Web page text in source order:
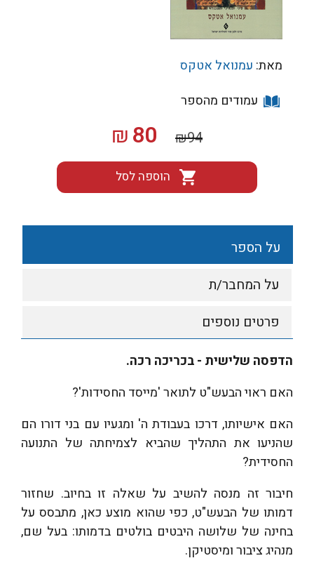
מאת:עמנואל אטקס
עמודים מהספר
₪94
המחיר
המקורי
היה:
₪94.
₪80
המחיר
הנוכחי
הוא:
הוספה לסל
על הספר
על המחבר/ת
פרטים נוספים
הדפסה שלישית - בכריכה רכה.
האם ראוי הבעש"ט לתואר 'מייסד החסידות'?
האם אישיותו, דרכו בעבודת ה' ומגעיו עם בני דורו הם
שהניעו את התהליך שהביא לצמיחתה של התנועה
החסידית?
חיבור זה מנסה להשיב על שאלה זו בחיוב. שחזור
דמותו של הבעש"ט, כפי שהוא מוצע כאן, מתבסס על
בחינה של שלושה היבטים בולטים בדמותו: בעל שם,
מנהיג ציבור ומיסטיקן.